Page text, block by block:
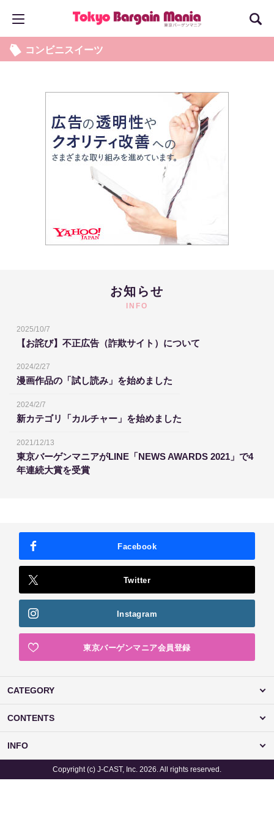
コンビニスイーツ
お知らせ
INFO
2025/10/7
【お詫び】不正広告（詐欺サイト）について
2024/2/27
漫画作品の「試し読み」を始めました
2024/2/7
新カテゴリ「カルチャー」を始めました
2021/12/13
東京バーゲンマニアがLINE「NEWS AWARDS 2021」で4
年連続大賞を受賞
Facebook
Twitter
Instagram
東京バーゲンマニア会員登録
CATEGORY
CONTENTS
INFO
Copyright (c) J-CAST, Inc. 2026. All rights reserved.